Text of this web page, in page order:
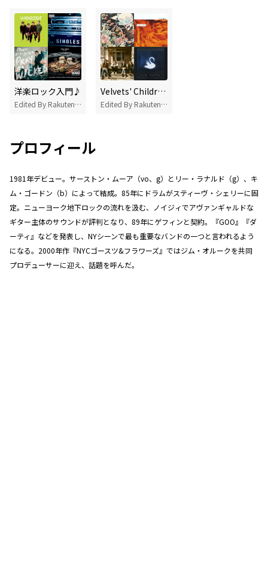
洋楽ロック入門♪
Edited By Rakuten Music
Velvets' Children ーヴェルヴェットアンダーグラウンドの子&孫バンド
Edited By Rakuten Music
プロフィール
1981年デビュー。サーストン・ムーア（vo、g）とリー・ラナルド（g）、キ
ム・ゴードン（b）によって結成。85年にドラムがスティーヴ・シェリーに固
定。ニューヨーク地下ロックの流れを汲む、ノイジィでアヴァンギャルドな
ギター主体のサウンドが評判となり、89年にゲフィンと契約。『GOO』『ダ
ーティ』などを発表し、NYシーンで最も重要なバンドの一つと言われるよう
になる。2000年作『NYCゴースツ&フラワーズ』ではジム・オルークを共同
プロデューサーに迎え、話題を呼んだ。